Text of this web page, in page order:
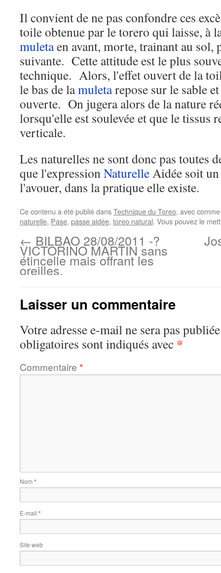
Il convient de ne pas confondre ces
toile obtenue par le torero qui laisse, à
muletaen avant, morte, trainant au sol,
suivante. Cette attitude est le plus
technique. Alors, l'effet ouvert de la
le bas de lamuletarepose sur le sable
ouverte. On jugera alors de la nature
lorsqu'elle est soulevée et que le tissus
verticale.
Les naturelles ne sont donc pas toutes
que l'expressionNaturelleAidée soit
l'avouer, dans la pratique elle existe.
Ce contenu a été publié dansTechnique du Toreo, avec
naturelle, Pase, passe aidée, toreo natural. Vous pouvez le
← BILBAO 28/08/2011 -?
VICTORINO MARTIN sans
étincelle mais offrant les
oreilles.
Laisser un commentaire
Votre adresse e-mail ne sera pas
obligatoires sont indiqués avec *
Commentaire *
Nom *
E-mail *
Site web